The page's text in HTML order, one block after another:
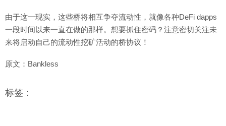
由于这一现实，这些桥将相互争夺流动性，就像各种DeFi dapps
一段时间以来一直在做的那样。想要抓住密码？注意密切关注未
来将启动自己的流动性挖矿活动的桥协议！
原文：Bankless
标签：